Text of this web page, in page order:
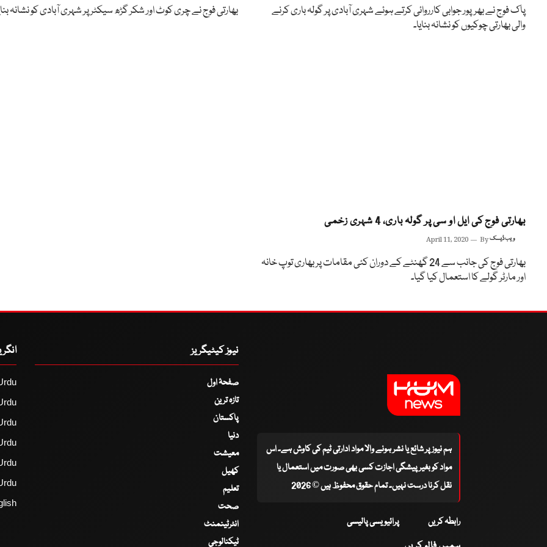
پاک فوج نے بھرپور جوابی کارروائی کرتے ہوئے شہری آبادی پر گولہ باری کرنے
والی بھارتی چوکیوں کو نشانہ بنایا۔
بھارتی فوج نے چری کوٹ اور شکر گڑھ سیکٹر پر شہری آبادی کو نشانہ
بھارتی فوج کی ایل او سی پر گولہ باری، 4 شہری زخمی
April 11, 2020 Byویب ڈیسک
بھارتی فوج کی جانب سے 24 گھنٹے کے دوران کئی مقامات پر بھاری توپ خانہ
اور مارٹر گولے کا استعمال کیا گیا۔
ہم نیوز پر شائع یا نشر ہونے والا مواد ادارتی ٹیم کی کاوش ہے۔ اس
مواد کو بغیر پیشگی اجازت کسی بھی صورت میں استعمال یا
نقل کرنا درست نہیں۔ تمام حقوق محفوظ ہیں © 2026
رابطہ کریں پرائیویسی پالیسی
نیوز کیٹیگریز
صفحۂ اول
تازہ ترین
پاکستان
دنیا
معیشت
کھیل
تعلیم
صحت
انٹرٹینمنٹ
ٹیکنالوجی